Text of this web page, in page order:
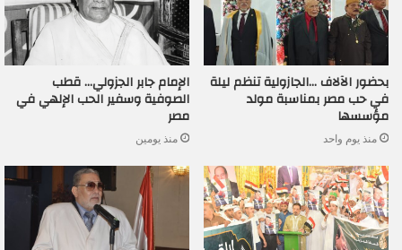
بحضور الآلاف …الجازولية تنظم ليلة
في حب مصر بمناسبة مولد
مؤسسها
منذ يوم واحد
الإمام جابر الجزولي… قطب
الصوفية وسفير الحب الإلهي في
مصر
منذ يومين